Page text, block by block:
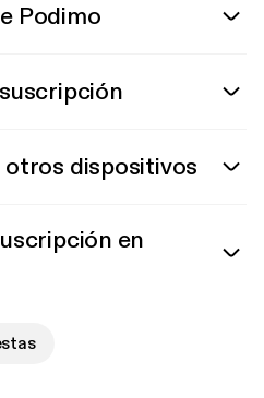
Podimo
dispositivos
en